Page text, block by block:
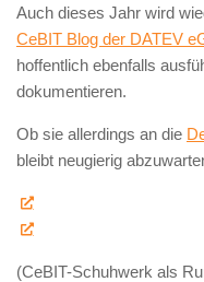
Auch dieses Jahr wird
CeBIT Blog der DATEV
hoffentlich ebenfalls
dokumentieren.
Ob sie allerdings an die
bleibt neugierig
(CeBIT-Schuhwerk als